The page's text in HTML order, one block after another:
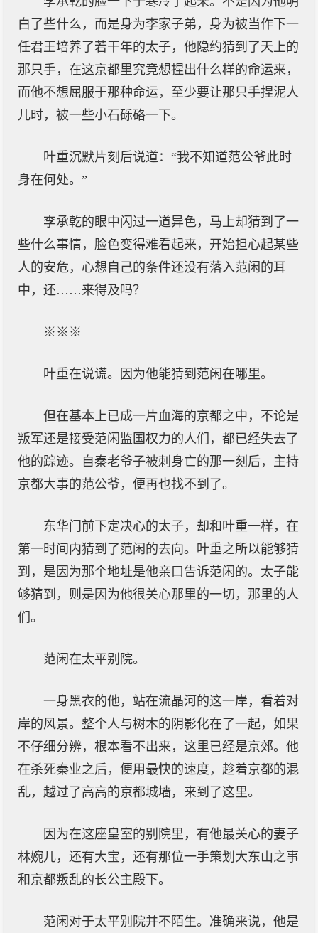
白了些什么，而是身为李家子弟，身为被当作下一
任君王培养了若干年的太子，他隐约猜到了天上的
那只手，在这京都里究竟想捏出什么样的命运来，
而他不想屈服于那种命运，至少要让那只手捏泥人
儿时，被一些小石砾硌一下。
叶重沉默片刻后说道：“我不知道范公爷此时
身在何处。”
李承乾的眼中闪过一道异色，马上却猜到了一
些什么事情，脸色变得难看起来，开始担心起某些
人的安危，心想自己的条件还没有落入范闲的耳
中，还……来得及吗？
※※※
叶重在说谎。因为他能猜到范闲在哪里。
但在基本上已成一片血海的京都之中，不论是
叛军还是接受范闲监国权力的人们，都已经失去了
他的踪迹。自秦老爷子被刺身亡的那一刻后，主持
京都大事的范公爷，便再也找不到了。
东华门前下定决心的太子，却和叶重一样，在
第一时间内猜到了范闲的去向。叶重之所以能够猜
到，是因为那个地址是他亲口告诉范闲的。太子能
够猜到，则是因为他很关心那里的一切，那里的人
们。
范闲在太平别院。
一身黑衣的他，站在流晶河的这一岸，看着对
岸的风景。整个人与树木的阴影化在了一起，如果
不仔细分辨，根本看不出来，这里已经是京郊。他
在杀死秦业之后，便用最快的速度，趁着京都的混
乱，越过了高高的京都城墙，来到了这里。
因为在这座皇室的别院里，有他最关心的妻子
林婉儿，还有大宝，还有那位一手策划大东山之事
和京都叛乱的长公主殿下。
范闲对于太平别院并不陌生。准确来说，他是